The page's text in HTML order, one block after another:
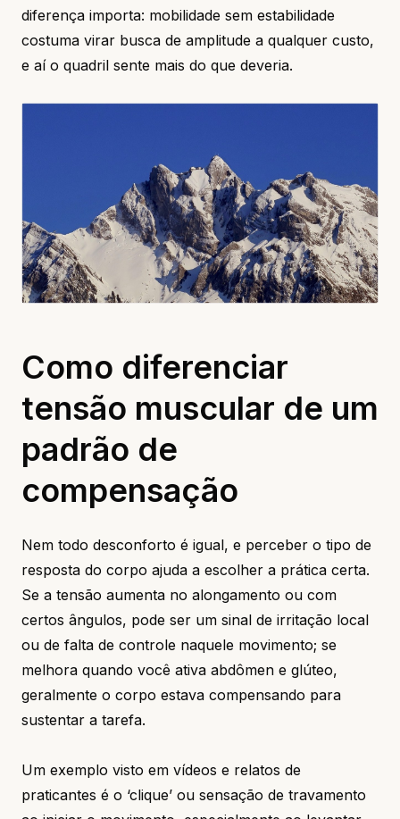
diferença importa: mobilidade sem estabilidade
costuma virar busca de amplitude a qualquer custo,
e aí o quadril sente mais do que deveria.
Como diferenciar
tensão muscular de um
padrão de
compensação
Nem todo desconforto é igual, e perceber o tipo de
resposta do corpo ajuda a escolher a prática certa.
Se a tensão aumenta no alongamento ou com
certos ângulos, pode ser um sinal de irritação local
ou de falta de controle naquele movimento; se
melhora quando você ativa abdômen e glúteo,
geralmente o corpo estava compensando para
sustentar a tarefa.
Um exemplo visto em vídeos e relatos de
praticantes é o ‘clique’ ou sensação de travamento